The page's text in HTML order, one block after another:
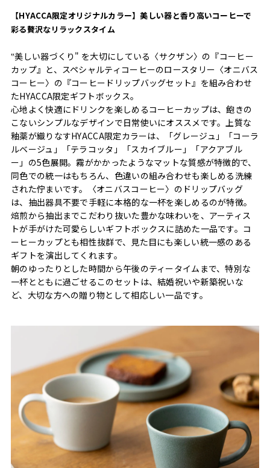
【HYACCA限定オリジナルカラー】美しい器と香り高いコーヒーで
彩る贅沢なリラックスタイム
‟美しい器づくり" を大切にしている〈サクザン〉の『コーヒー
カップ』と、スペシャルティコーヒーのロースタリー〈オニバス
コーヒー〉の『コーヒードリップバッグセット』を組み合わせ
たHYACCA限定ギフトボックス。
心地よく快適にドリンクを楽しめるコーヒーカップは、飽きの
こないシンプルなデザインで日常使いにオススメです。上質な
釉薬が織りなすHYACCA限定カラーは、「グレージュ」「コーラ
ルベージュ」「テラコッタ」「スカイブルー」「アクアブル
ー」の5色展開。霧がかかったようなマットな質感が特徴的で、
同色での統一はもちろん、色違いの組み合わせも楽しめる洗練
された佇まいです。〈オニバスコーヒー〉のドリップバッグ
は、抽出器具不要で手軽に本格的な一杯を楽しめるのが特徴。
焙煎から抽出までこだわり抜いた豊かな味わいを、アーティス
トが手がけた可愛らしいギフトボックスに詰めた一品です。コ
ーヒーカップとも相性抜群で、見た目にも楽しい統一感のある
ギフトを演出してくれます。
朝のゆったりとした時間から午後のティータイムまで、特別な
一杯とともに過ごせるこのセットは、結婚祝いや新築祝いな
ど、大切な方への贈り物として相応しい一品です。